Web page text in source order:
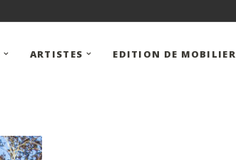
ARTISTES EDITION DE MOBILIER